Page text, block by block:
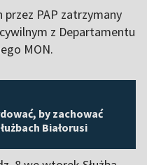
przez PAP zatrzymany
z Departamentu
MON.
by zachować
Białorusi